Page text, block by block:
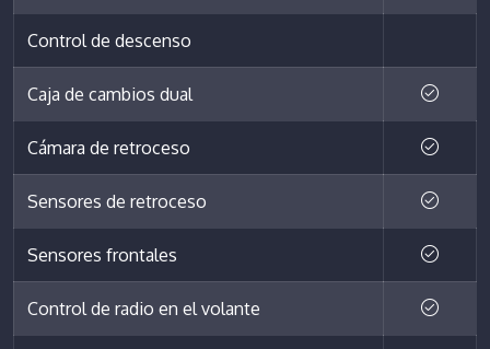
Control de descenso
Caja de cambios dual
Cámara de retroceso
Sensores de retroceso
Sensores frontales
Control de radio en el volante